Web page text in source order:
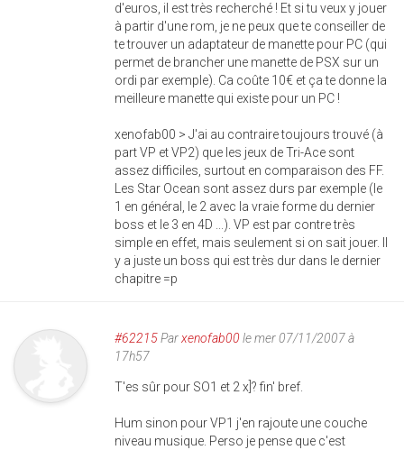
d'euros, il est très recherché ! Et si tu veux y jouer
à partir d'une rom, je ne peux que te conseiller de
te trouver un adaptateur de manette pour PC (qui
permet de brancher une manette de PSX sur un
ordi par exemple). Ca coûte 10€ et ça te donne la
meilleure manette qui existe pour un PC !
xenofab00 > J'ai au contraire toujours trouvé (à
part VP et VP2) que les jeux de Tri-Ace sont
assez difficiles, surtout en comparaison des FF.
Les Star Ocean sont assez durs par exemple (le
1 en général, le 2 avec la vraie forme du dernier
boss et le 3 en 4D ...). VP est par contre très
simple en effet, mais seulement si on sait jouer. Il
y a juste un boss qui est très dur dans le dernier
chapitre =p
#62215Parxenofab00 le mer 07/11/2007 à
17h57
T'es sûr pour SO1 et 2 x]? fin' bref.
Hum sinon pour VP1 j'en rajoute une couche
niveau musique. Perso je pense que c'est